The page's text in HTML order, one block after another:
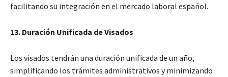
facilitando su integración en el mercado laboral español.
13. Duración Unificada de Visados
Los visados tendrán una duración unificada de un año,
simplificando los trámites administrativos y minimizando